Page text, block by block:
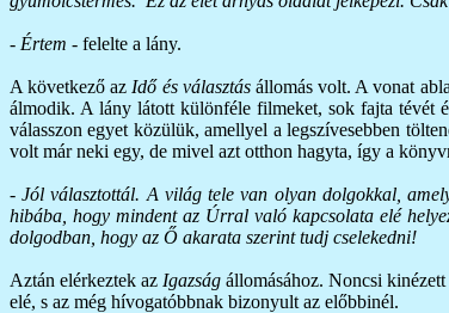
- Értem - felelte a lány.
A következő az Idő és választásállomás volt. A vonat
álmodik. A lány látott különféle filmeket, sok fajta tévét
válasszon egyet közülük, amellyel a legszívesebben
volt már neki egy, de mivel azt otthon hagyta, így a
-Jól választottál. A világ tele van olyan dolgokkal,
hibába, hogy mindent az Úrral való kapcsolata elé
dolgodban, hogy az Ő akarata szerint tudj cselekedni!
Aztán elérkeztek az Igazság állomásához. Noncsi
elé, s az még hívogatóbbnak bizonyult az előbbinél.